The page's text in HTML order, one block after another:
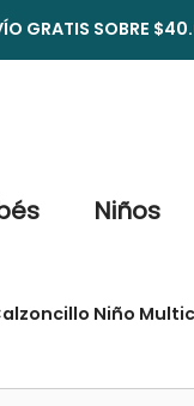
GRATIS SOBRE
Niños
Niño
buzo
poleron